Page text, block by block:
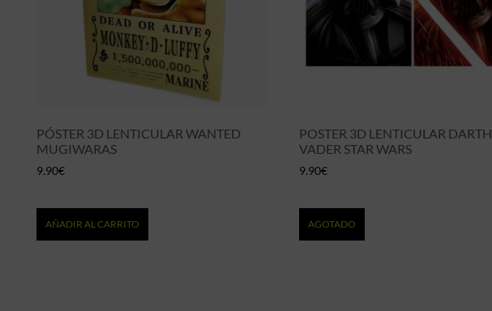
PÓSTER 3D LENTICULAR WANTED
MUGIWARAS
9.90€
AÑADIR AL CARRITO
POSTER 3D LENTICULAR DARTH
VADER STAR WARS
9.90€
AGOTADO